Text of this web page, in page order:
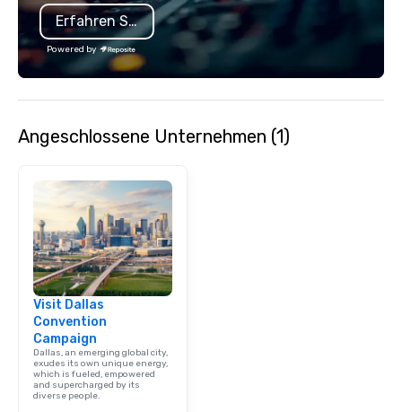
Erfahren Sie mehr
Powered by
Angeschlossene Unternehmen (1)
Visit Dallas
Convention
Campaign
Dallas, an emerging global city,
exudes its own unique energy,
which is fueled, empowered
and supercharged by its
diverse people.